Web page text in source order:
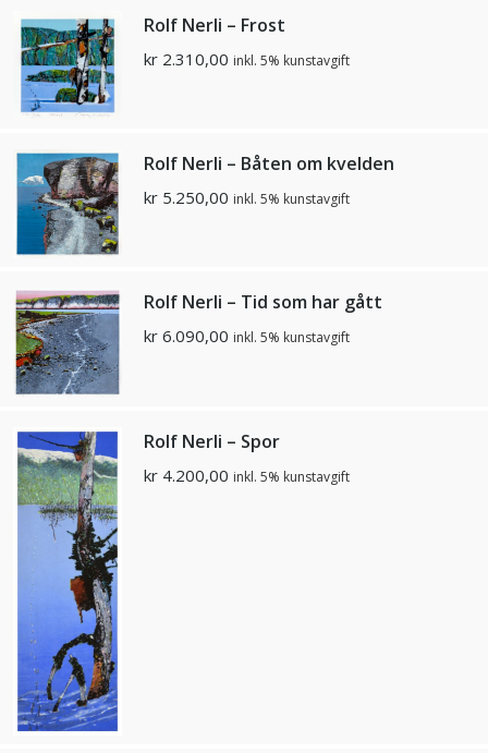
Rolf Nerli – Frost
kr 2.310,00 inkl. 5% kunstavgift
Rolf Nerli – Båten om kvelden
kr 5.250,00 inkl. 5% kunstavgift
Rolf Nerli – Tid som har gått
kr 6.090,00 inkl. 5% kunstavgift
Rolf Nerli – Spor
kr 4.200,00 inkl. 5% kunstavgift